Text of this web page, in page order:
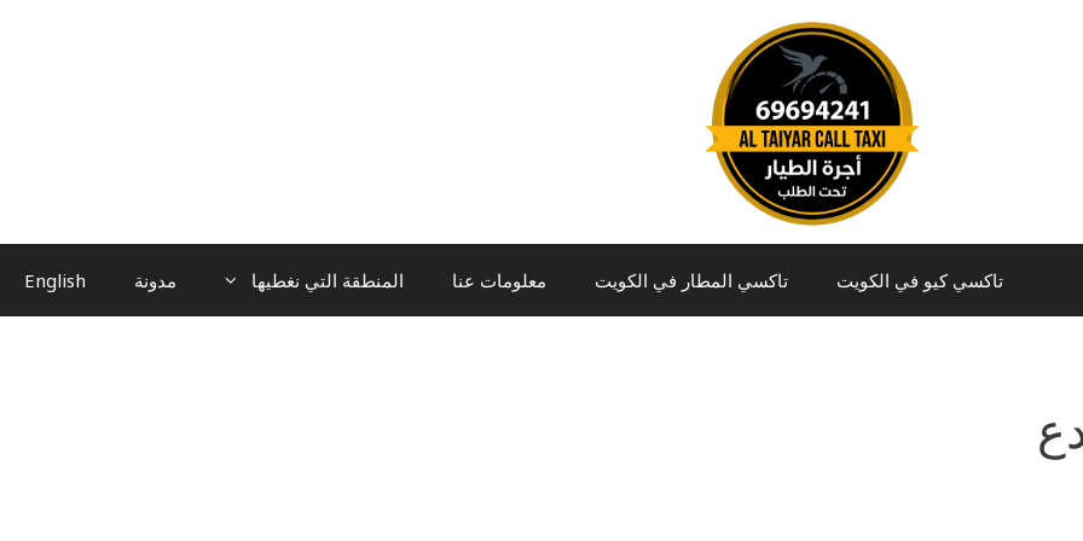
تاكسي كيو في الكويت تاكسي المطار في الكويت معلومات عنا المنطقة التي نغطيها مدونة English